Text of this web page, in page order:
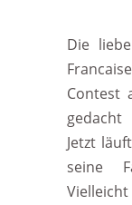
Die
Contest
Jetzt
seine